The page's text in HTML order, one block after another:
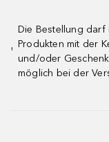
¹
Die Bestellung
Produkten mit der
und/oder
möglich bei der